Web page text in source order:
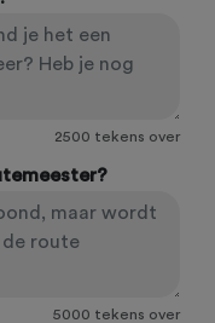
2500 tekens over
5000 tekens over